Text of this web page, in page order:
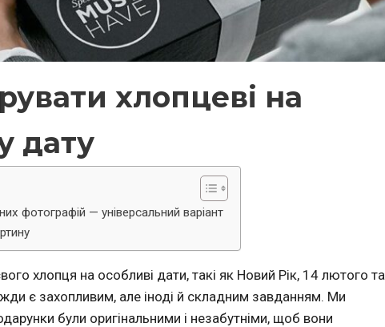
хлопцеві на
дату
фотографій — універсальний варіант
хлопця на особливі дати, такі як Новий Рік, 14 лютого та
є захопливим, але іноді й складним завданням. Ми
були оригінальними і незабутніми, щоб вони